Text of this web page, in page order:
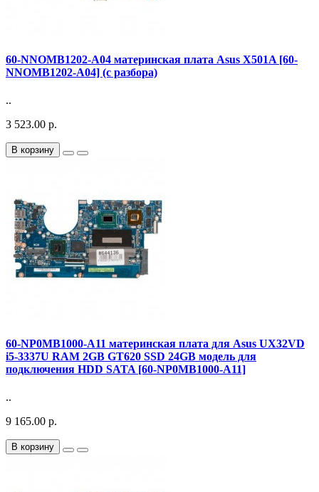
60-NNOMB1202-A04 материнская плата Asus X501A [60-
NNOMB1202-A04] (с разбора)
..
3 523.00 р.
В корзину
60-NP0MB1000-A11 материнская плата для Asus UX32VD
i5-3337U RAM 2GB GT620 SSD 24GB модель для
подключения HDD SATA [60-NP0MB1000-A11]
..
9 165.00 р.
В корзину